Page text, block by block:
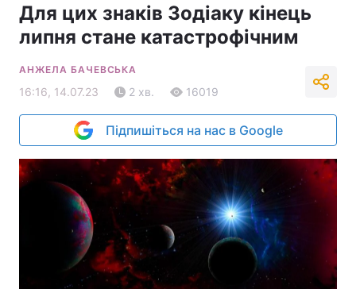
Для цих знаків Зодіаку кінець
липня стане катастрофічним
АНЖЕЛА БАЧЕВСЬКА
16:16, 14.07.23 2 хв. 16019
Підпишіться на нас в Google